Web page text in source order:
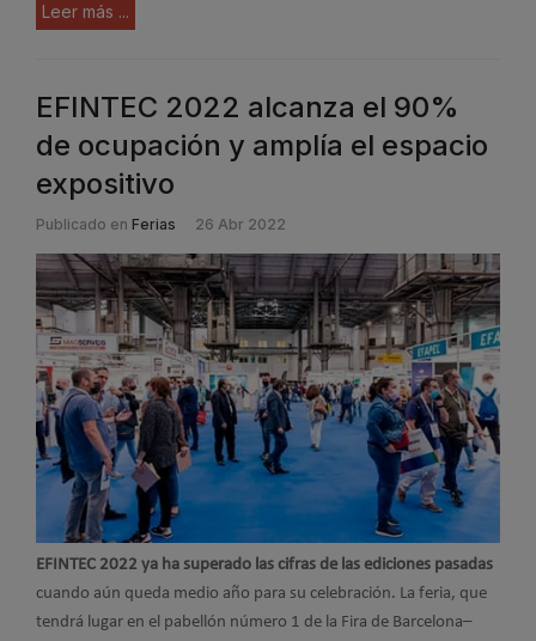
Leer más ...
EFINTEC 2022 alcanza el 90%
de ocupación y amplía el espacio
expositivo
Publicado en Ferias 26 Abr 2022
EFINTEC 2022 ya ha superado las cifras de las ediciones pasadas
cuando aún queda medio año para su celebración. La feria, que
tendrá lugar en el pabellón número 1 de la Fira de Barcelona–